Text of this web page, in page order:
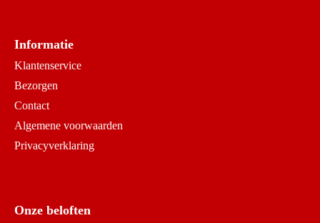
Informatie
Klantenservice
Bezorgen
Contact
Algemene voorwaarden
Privacyverklaring
Onze beloften